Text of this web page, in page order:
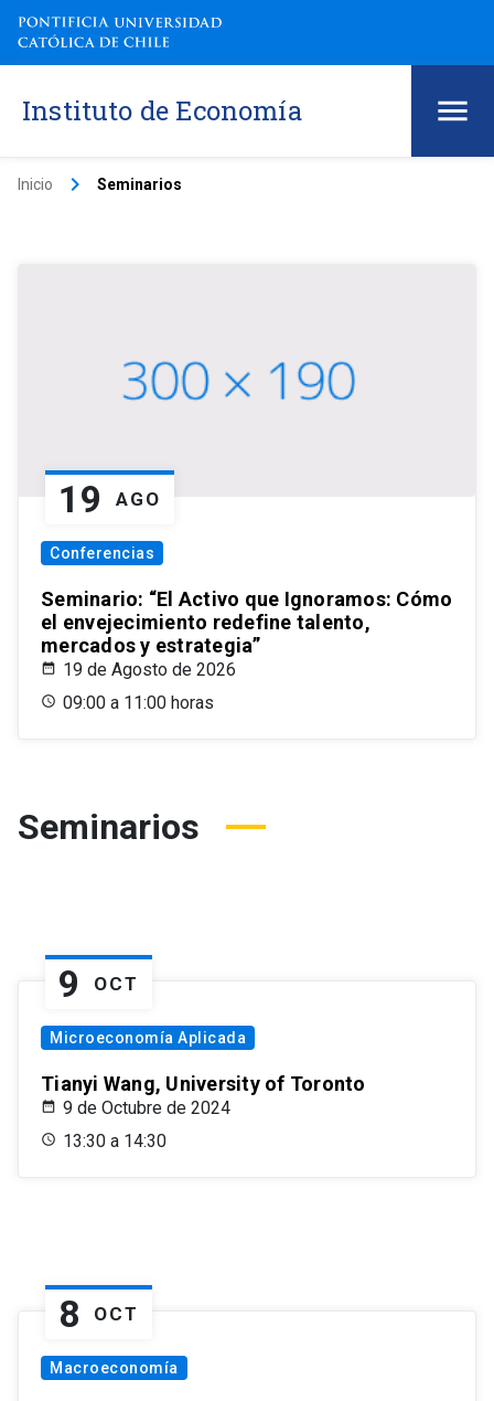
Instituto de Economía
Inicio keyboard_arrow_right Seminarios
19 AGO
Conferencias
Seminario: “El Activo que Ignoramos: Cómo
el envejecimiento redefine talento,
mercados y estrategia”
19 de Agosto de 2026
09:00 a 11:00 horas
Seminarios
9 OCT
Microeconomía Aplicada
Tianyi Wang, University of Toronto
9 de Octubre de 2024
13:30 a 14:30
8 OCT
Macroeconomía